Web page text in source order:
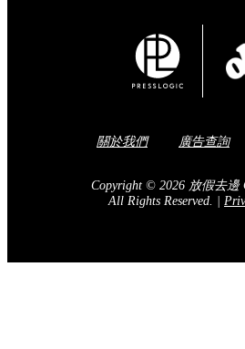
關於我們 廣告查詢
Copyright © 2026 放假去邊
All Rights Reserved.